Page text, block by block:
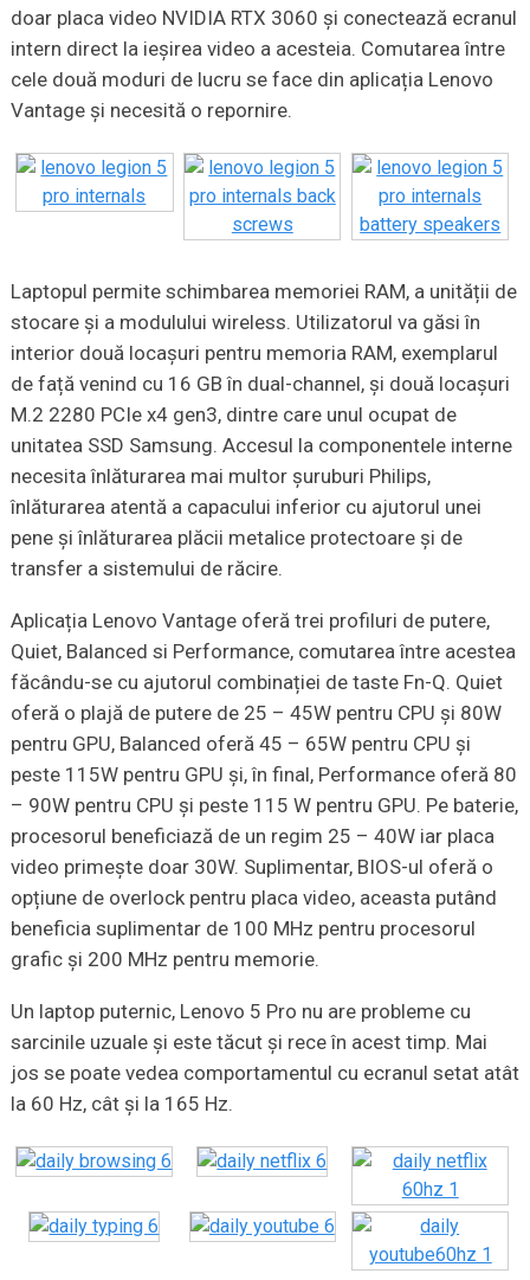
doar placa video NVIDIA RTX 3060 și conectează ecranul
intern direct la ieșirea video a acesteia. Comutarea între
cele două moduri de lucru se face din aplicația Lenovo
Vantage și necesită o repornire.
Laptopul permite schimbarea memoriei RAM, a unității de
stocare și a modulului wireless. Utilizatorul va găsi în
interior două locașuri pentru memoria RAM, exemplarul
de față venind cu 16 GB în dual-channel, și două locașuri
M.2 2280 PCIe x4 gen3, dintre care unul ocupat de
unitatea SSD Samsung. Accesul la componentele interne
necesita înlăturarea mai multor șuruburi Philips,
înlăturarea atentă a capacului inferior cu ajutorul unei
pene și înlăturarea plăcii metalice protectoare și de
transfer a sistemului de răcire.
Aplicația Lenovo Vantage oferă trei profiluri de putere,
Quiet, Balanced si Performance, comutarea între acestea
făcându-se cu ajutorul combinației de taste Fn-Q. Quiet
oferă o plajă de putere de 25 – 45W pentru CPU și 80W
pentru GPU, Balanced oferă 45 – 65W pentru CPU și
peste 115W pentru GPU și, în final, Performance oferă 80
– 90W pentru CPU și peste 115 W pentru GPU. Pe baterie,
procesorul beneficiază de un regim 25 – 40W iar placa
video primește doar 30W. Suplimentar, BIOS-ul oferă o
opțiune de overlock pentru placa video, aceasta putând
beneficia suplimentar de 100 MHz pentru procesorul
grafic și 200 MHz pentru memorie.
Un laptop puternic, Lenovo 5 Pro nu are probleme cu
sarcinile uzuale și este tăcut și rece în acest timp. Mai
jos se poate vedea comportamentul cu ecranul setat atât
la 60 Hz, cât și la 165 Hz.